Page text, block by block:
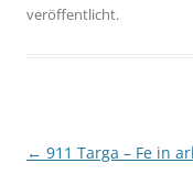
veröffentlicht.
Beitragsnavigation
← 911 Targa – Fe in